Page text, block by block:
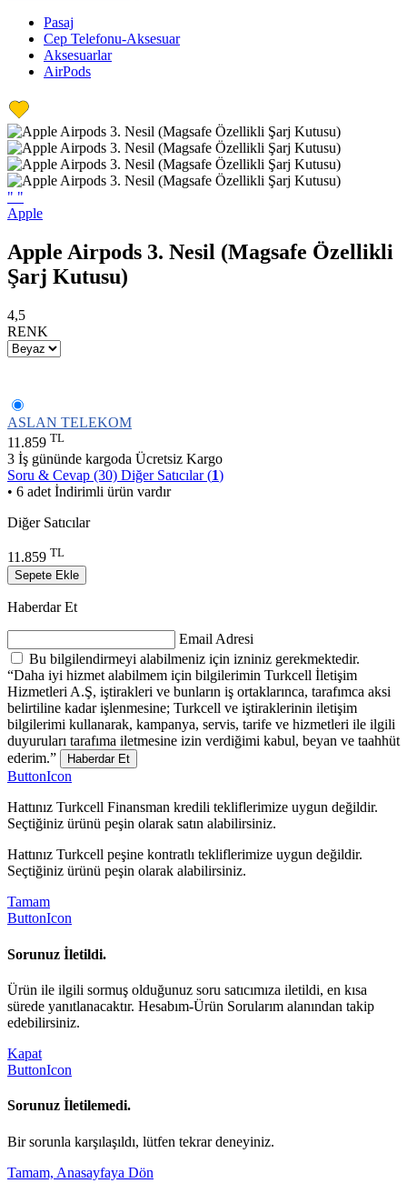
Pasaj
Cep Telefonu-Aksesuar
Aksesuarlar
AirPods
" "
Apple
Apple Airpods 3. Nesil (Magsafe Özellikli
Şarj Kutusu)
4,5
RENK
ASLAN TELEKOM
11.859 TL
3 İş gününde kargoda Ücretsiz Kargo
Soru & Cevap (30) Diğer Satıcılar (1)
• 6 adet İndirimli ürün vardır
Diğer Satıcılar
11.859 TL
Sepete Ekle
Haberdar Et
Email Adresi
Bu bilgilendirmeyi alabilmeniz için izniniz gerekmektedir.
“Daha iyi hizmet alabilmem için bilgilerimin Turkcell İletişim
Hizmetleri A.Ş, iştirakleri ve bunların iş ortaklarınca, tarafımca aksi
belirtiline kadar işlenmesine; Turkcell ve iştiraklerinin iletişim
bilgilerimi kullanarak, kampanya, servis, tarife ve hizmetleri ile ilgili
duyuruları tarafıma iletmesine izin verdiğimi kabul, beyan ve taahhüt
ederim.”
Haberdar Et
ButtonIcon
Hattınız Turkcell Finansman kredili tekliflerimize uygun değildir.
Seçtiğiniz ürünü peşin olarak satın alabilirsiniz.
Hattınız Turkcell peşine kontratlı tekliflerimize uygun değildir.
Seçtiğiniz ürünü peşin olarak alabilirsiniz.
Tamam
ButtonIcon
Sorunuz İletildi.
Ürün ile ilgili sormuş olduğunuz soru satıcımıza iletildi, en kısa
sürede yanıtlanacaktır. Hesabım-Ürün Sorularım alanından takip
edebilirsiniz.
Kapat
ButtonIcon
Sorunuz İletilemedi.
Bir sorunla karşılaşıldı, lütfen tekrar deneyiniz.
Tamam, Anasayfaya Dön